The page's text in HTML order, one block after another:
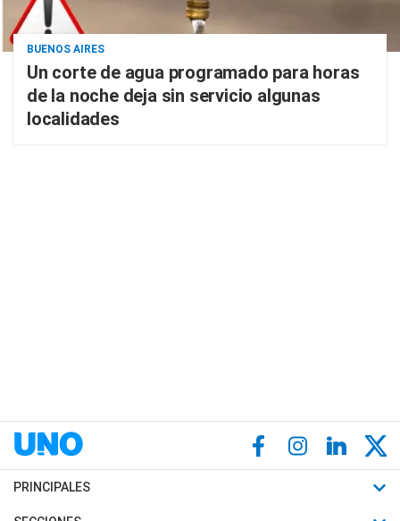
BUENOS AIRES
Un corte de agua programado para horas
de la noche deja sin servicio algunas
localidades
PRINCIPALES